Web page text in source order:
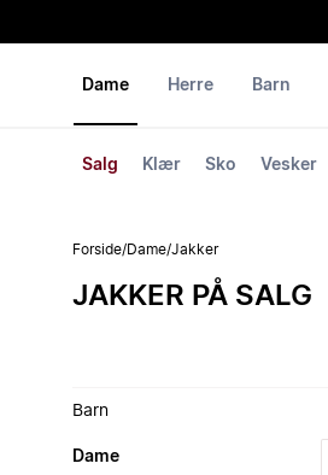
Dame
Salg Klær Sko Vesker
Herre Barn
Forside/Dame/Jakker
JAKKER PÅ SALG
Barn
Dame